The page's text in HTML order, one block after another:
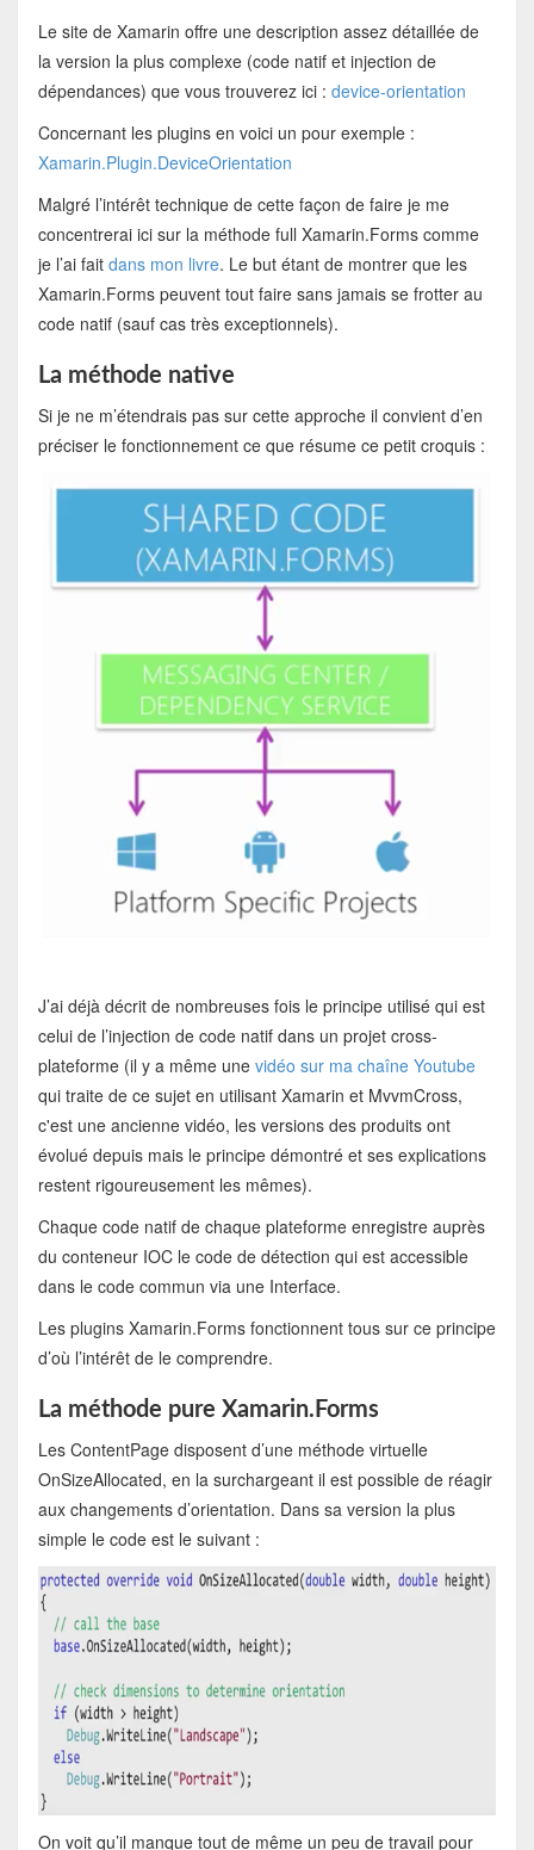
Le site de Xamarin offre une description assez détaillée de
la version la plus complexe (code natif et injection de
dépendances) que vous trouverez ici : device-orientation
Concernant les plugins en voici un pour exemple :
Xamarin.Plugin.DeviceOrientation
Malgré l’intérêt technique de cette façon de faire je me
concentrerai ici sur la méthode full Xamarin.Forms comme
je l’ai fait dans mon livre. Le but étant de montrer que les
Xamarin.Forms peuvent tout faire sans jamais se frotter au
code natif (sauf cas très exceptionnels).
La méthode native
Si je ne m’étendrais pas sur cette approche il convient d’en
préciser le fonctionnement ce que résume ce petit croquis :
J’ai déjà décrit de nombreuses fois le principe utilisé qui est
celui de l’injection de code natif dans un projet cross-
plateforme (il y a même une vidéo sur ma chaîne Youtube
qui traite de ce sujet en utilisant Xamarin et MvvmCross,
c'est une ancienne vidéo, les versions des produits ont
évolué depuis mais le principe démontré et ses explications
restent rigoureusement les mêmes).
Chaque code natif de chaque plateforme enregistre auprès
du conteneur IOC le code de détection qui est accessible
dans le code commun via une Interface.
Les plugins Xamarin.Forms fonctionnent tous sur ce principe
d’où l’intérêt de le comprendre.
La méthode pure Xamarin.Forms
Les ContentPage disposent d’une méthode virtuelle
OnSizeAllocated, en la surchargeant il est possible de réagir
aux changements d’orientation. Dans sa version la plus
simple le code est le suivant :
On voit qu’il manque tout de même un peu de travail pour